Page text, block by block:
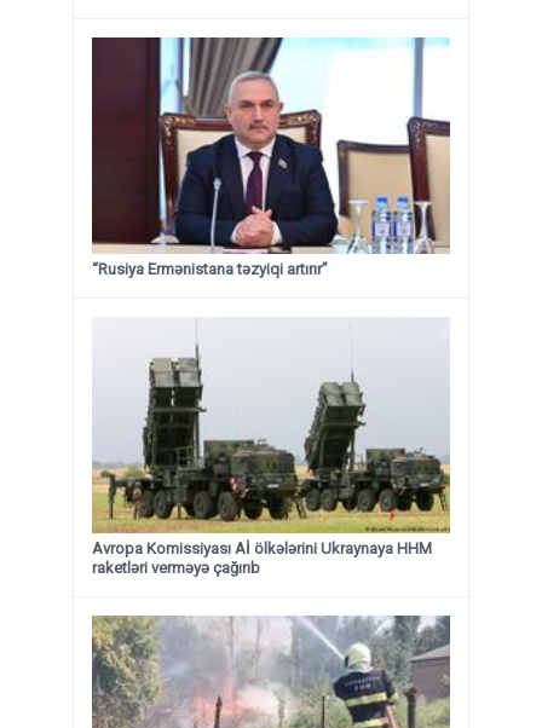
“Rusiya Ermənistana təzyiqi artırır”
Avropa Komissiyası Aİ ölkələrini Ukraynaya HHM
raketləri verməyə çağırıb